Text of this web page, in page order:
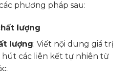
phương pháp sau:
lượng
lượng: Viết nội dung giá trị
các liên kết tự nhiên từ